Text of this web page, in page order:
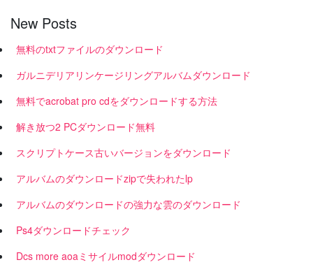
New Posts
無料のtxtファイルのダウンロード
ガルニデリアリンケージリングアルバムダウンロード
無料でacrobat pro cdをダウンロードする方法
解き放つ2 PCダウンロード無料
スクリプトケース古いバージョンをダウンロード
アルバムのダウンロードzipで失われたlp
アルバムのダウンロードの強力な雲のダウンロード
Ps4ダウンロードチェック
Dcs more aoaミサイルmodダウンロード